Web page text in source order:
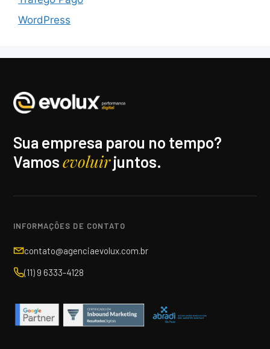
WordPress
Sua empresa parou no tempo?
Vamosevoluirjuntos.
INFORMAÇÕES DE CONTATO
contato@agenciaevolux.com.br
(11) 9 6333-4128